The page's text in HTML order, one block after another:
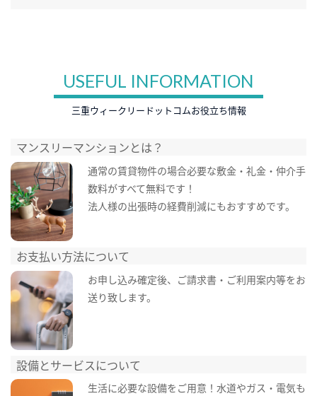
USEFUL INFORMATION
三重ウィークリードットコムお役立ち情報
マンスリーマンションとは？
通常の賃貸物件の場合必要な敷金・礼金・仲介手
数料がすべて無料です！
法人様の出張時の経費削減にもおすすめです。
お支払い方法について
お申し込み確定後、ご請求書・ご利用案内等をお
送り致します。
設備とサービスについて
生活に必要な設備をご用意！水道やガス・電気も